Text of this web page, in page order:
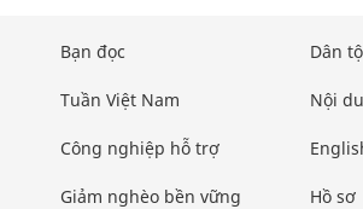
Bạn đọc
Tuần Việt Nam
Công nghiệp hỗ trợ
Giảm nghèo bền vững
Dân
Nội
Hồ sơ